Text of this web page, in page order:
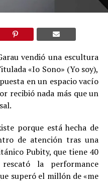
vendió una escultura
«Io Sono» (Yo soy),
en un espacio vacío
recibió nada más que un
porque está hecha de
de atención tras una
Pubity, que tiene 40
la performance
superó el millón de «me